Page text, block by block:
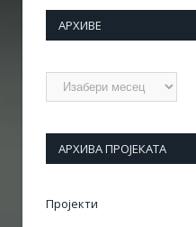
АРХИВЕ
Архиве
АРХИВА ПРОЈЕКАТА
Пројекти